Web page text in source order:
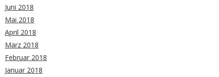
Juni 2018
Mai 2018
April 2018
März 2018
Februar 2018
Januar 2018